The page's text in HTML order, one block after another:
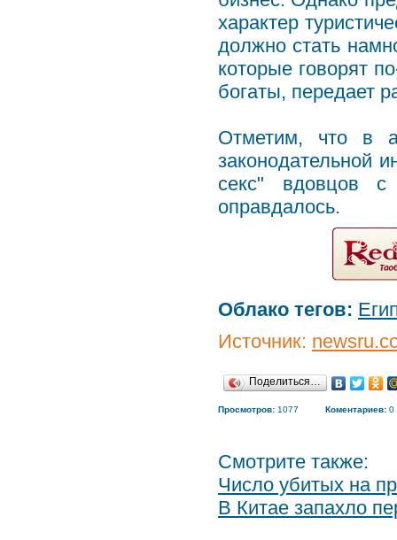
характер
должно стать
которые говорят
богаты, передает
Отметим, что в
законодательной
секс" вдовцов
оправдалось.
Облако тегов:
Источник:
Поделиться…
Просмотров: 1077 Коментариев: 0
Смотрите также:
Число убитых на
В Китае запахло